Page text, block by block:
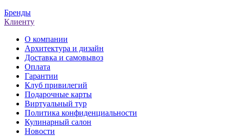
Бренды
Клиенту
О компании
Архитектура и дизайн
Доставка и самовывоз
Оплата
Гарантии
Клуб привилегий
Подарочные карты
Виртуальный тур
Политика конфиденциальности
Кулинарный салон
Новости